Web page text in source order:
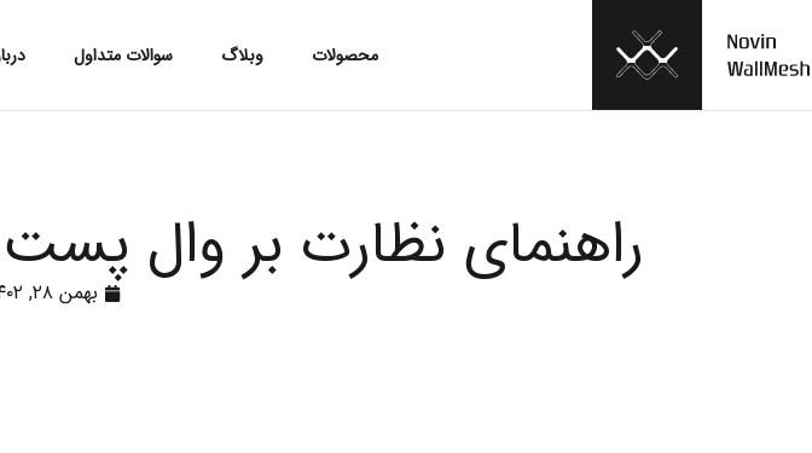
محصولات وبلاگ سوالات متداول
راهنمای نظارت بر وال
بهمن ۲۸, ۱۴۰۲